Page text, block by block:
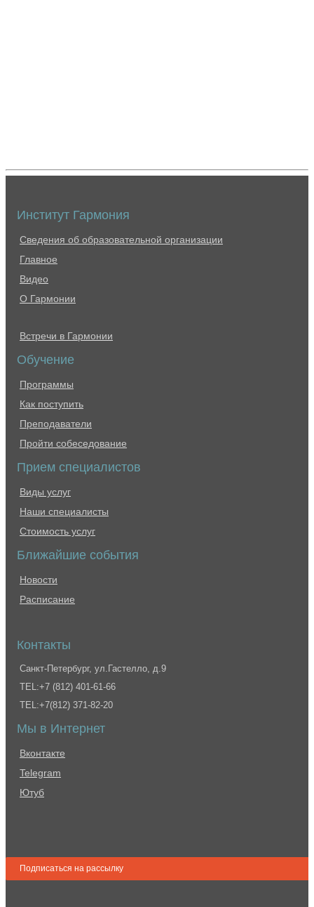
Институт Гармония
Сведения об образовательной организации
Главное
Видео
О Гармонии
Встречи в Гармонии
Обучение
Программы
Как поступить
Преподаватели
Пройти собеседование
Прием специалистов
Виды услуг
Наши специалисты
Стоимость услуг
Ближайшие события
Новости
Расписание
Контакты
Санкт-Петербург, ул.Гастелло, д.9
TEL:+7 (812) 401-61-66
TEL:+7(812) 371-82-20
Мы в Интернет
Вконтакте
Telegram
Ютуб
Подписаться на рассылку